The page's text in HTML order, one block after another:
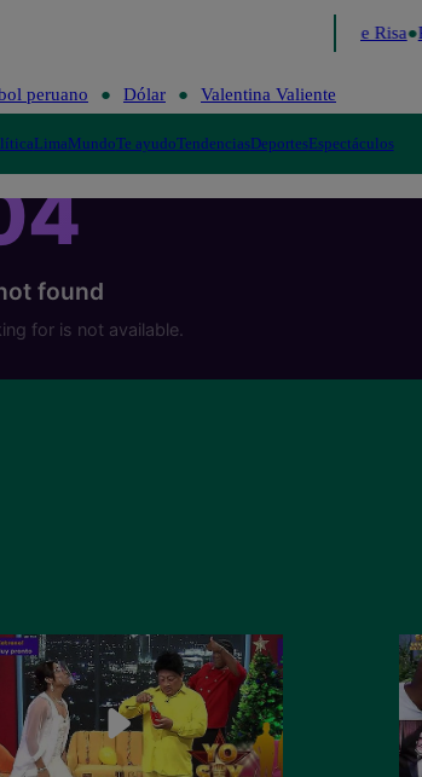
Me Caigo de Risa
peruano Dólar Valentina Valiente
LimaMundoTe ayudoTendenciasDeportesEspectáculos